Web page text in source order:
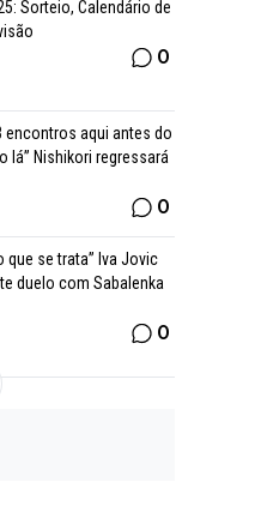
Sorteio, Calendário de
0
encontros aqui antes do
lá” Nishikori regressará
0
que se trata” Iva Jovic
duelo com Sabalenka
0